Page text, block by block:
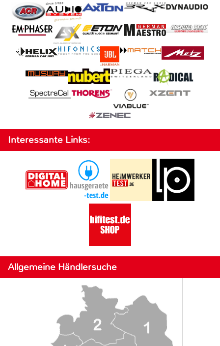
Interessante Links:
Allgemeine Händlersuche